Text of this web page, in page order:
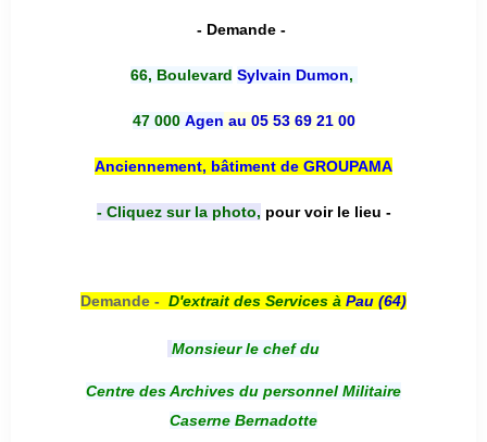
- Demande -
66, Boulevard Sylvain Dumon,
47 000 Agen au 05 53 69 21 00
Anciennement, bâtiment de GROUPAMA
- Cliquez sur la photo, pour voir le lieu -
Demande - D'extrait des Services à Pau (64)
Monsieur le chef du
Centre des Archives du personnel Militaire
Caserne Bernadotte